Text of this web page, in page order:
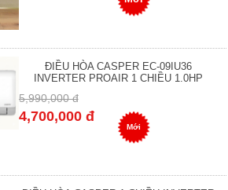
ĐIỀU HÒA CASPER EC-09IU36
INVERTER PROAIR 1 CHIỀU 1.0HP
5,990,000 đ
4,700,000 đ
Mới